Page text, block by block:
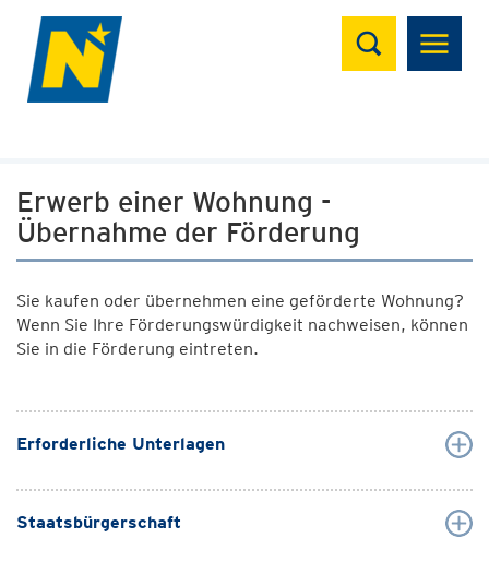
Suchen
Erwerb einer Wohnung -
Übernahme der Förderung
Sie kaufen oder übernehmen eine geförderte Wohnung?
Wenn Sie Ihre Förderungswürdigkeit nachweisen, können
Sie in die Förderung eintreten.
Erforderliche Unterlagen
Staatsbürgerschaft